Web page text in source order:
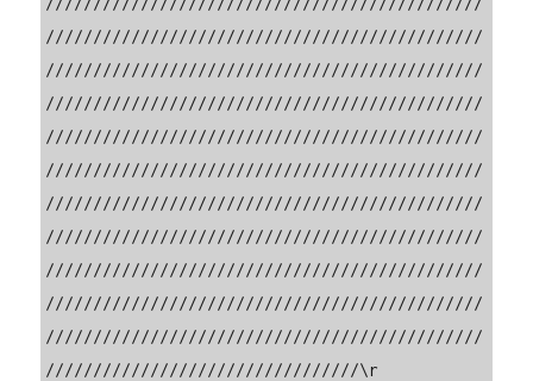
//////////////////////////////////////////////
//////////////////////////////////////////////
//////////////////////////////////////////////
//////////////////////////////////////////////
//////////////////////////////////////////////
//////////////////////////////////////////////
//////////////////////////////////////////////
//////////////////////////////////////////////
//////////////////////////////////////////////
//////////////////////////////////////////////
/////////////////////////////////\r